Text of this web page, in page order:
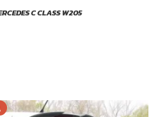
C CLASS W205